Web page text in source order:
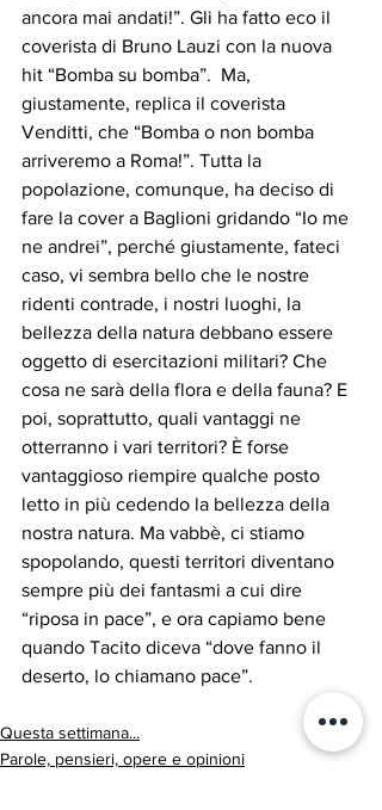
ancora mai andati!”. Gli ha fatto eco il
coverista di Bruno Lauzi con la nuova
hit “Bomba su bomba”.  Ma,
giustamente, replica il coverista
Venditti, che “Bomba o non bomba
arriveremo a Roma!”. Tutta la
popolazione, comunque, ha deciso di
fare la cover a Baglioni gridando “Io me
ne andrei”, perché giustamente, fateci
caso, vi sembra bello che le nostre
ridenti contrade, i nostri luoghi, la
bellezza della natura debbano essere
oggetto di esercitazioni militari? Che
cosa ne sarà della flora e della fauna? E
poi, soprattutto, quali vantaggi ne
otterranno i vari territori? È forse
vantaggioso riempire qualche posto
letto in più cedendo la bellezza della
nostra natura. Ma vabbè, ci stiamo
spopolando, questi territori diventano
sempre più dei fantasmi a cui dire
“riposa in pace”, e ora capiamo bene
quando Tacito diceva “dove fanno il
deserto, lo chiamano pace”.
Questa settimana...
Parole, pensieri, opere e opinioni